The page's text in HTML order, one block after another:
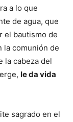
a lo que
de agua, que
el bautismo de
la comunión de
la cabeza del
le da vida
sagrado en el